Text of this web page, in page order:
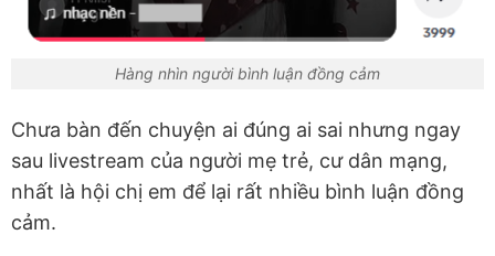
Hàng nhìn người bình luận đồng cảm
Chưa bàn đến chuyện ai đúng ai sai nhưng ngay
sau livestream của người mẹ trẻ, cư dân mạng,
nhất là hội chị em để lại rất nhiều bình luận đồng
cảm.